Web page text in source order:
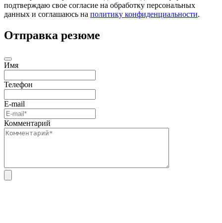
подтверждаю свое согласие на обработку персональных
данных и соглашаюсь на политику конфиденциальности.
Отправка резюме
Имя
Телефон
E-mail
Комментарий